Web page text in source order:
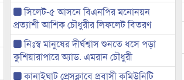
সিলেট-৫ আসনে বিএনপির মনোনয়ন
প্রত্যাশী আশিক চৌধুরীর লিফলেট বিতরণ
নিঃস্ব মানুষের দীর্ঘশ্বাস শুনতে ধসে পড়া
কুশিয়ারাপারে অ্যাড. এমরান চৌধুরী
কানাইঘাট প্রেসক্লাবে প্রবাসী কমিউনিটি